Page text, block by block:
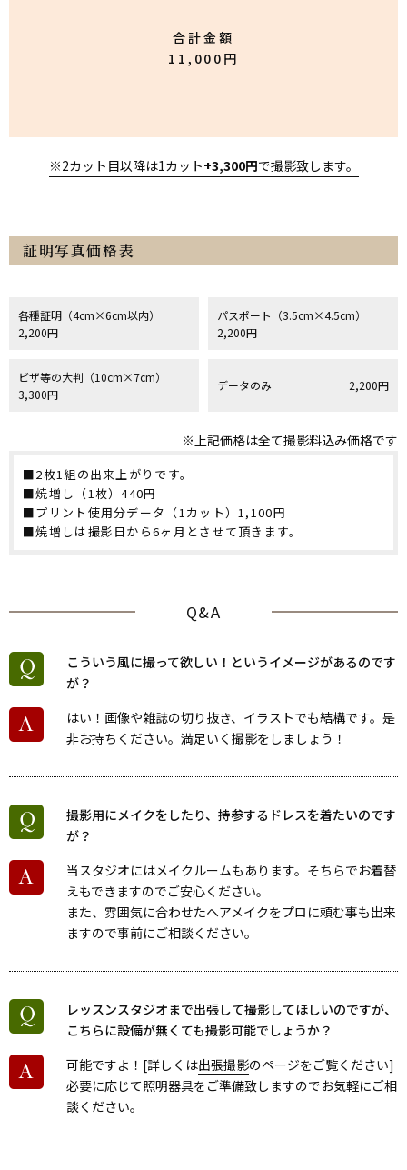
合計金額
11,000円
※2カット目以降は1カット+3,300円で撮影致します。
証明写真価格表
各種証明（4cm×6cm以内）
2,200円
パスポート（3.5cm×4.5cm）
2,200円
ビザ等の大判（10cm×7cm）
3,300円
データのみ 2,200円
※上記価格は全て撮影料込み価格です
■2枚1組の出来上がりです。
■焼増し（1枚）440円
■プリント使用分データ（1カット） 1,100円
■焼増しは撮影日から6ヶ月とさせて頂きます。
Q&A
こういう風に撮って欲しい！というイメージがあるのです
が？
はい！画像や雑誌の切り抜き、イラストでも結構です。是
非お持ちください。満足いく撮影をしましょう！
撮影用にメイクをしたり、持参するドレスを着たいのです
が？
当スタジオにはメイクルームもあります。そちらでお着替
えもできますのでご安心ください。
また、雰囲気に合わせたヘアメイクをプロに頼む事も出来
ますので事前にご相談ください。
レッスンスタジオまで出張して撮影してほしいのですが、
こちらに設備が無くても撮影可能でしょうか？
可能ですよ！[詳しくは出張撮影のページをご覧ください]
必要に応じて照明器具をご準備致しますのでお気軽にご相
談ください。